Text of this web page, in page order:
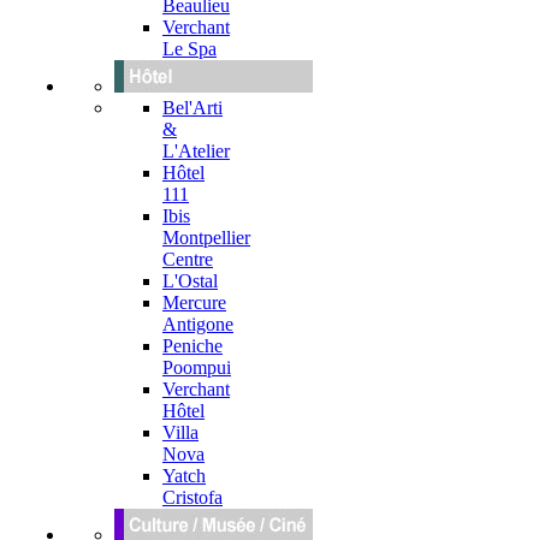
Beaulieu
Verchant
Le Spa
Bel'Arti
&
L'Atelier
Hôtel
111
Ibis
Montpellier
Centre
L'Ostal
Mercure
Antigone
Peniche
Poompui
Verchant
Hôtel
Villa
Nova
Yatch
Cristofa